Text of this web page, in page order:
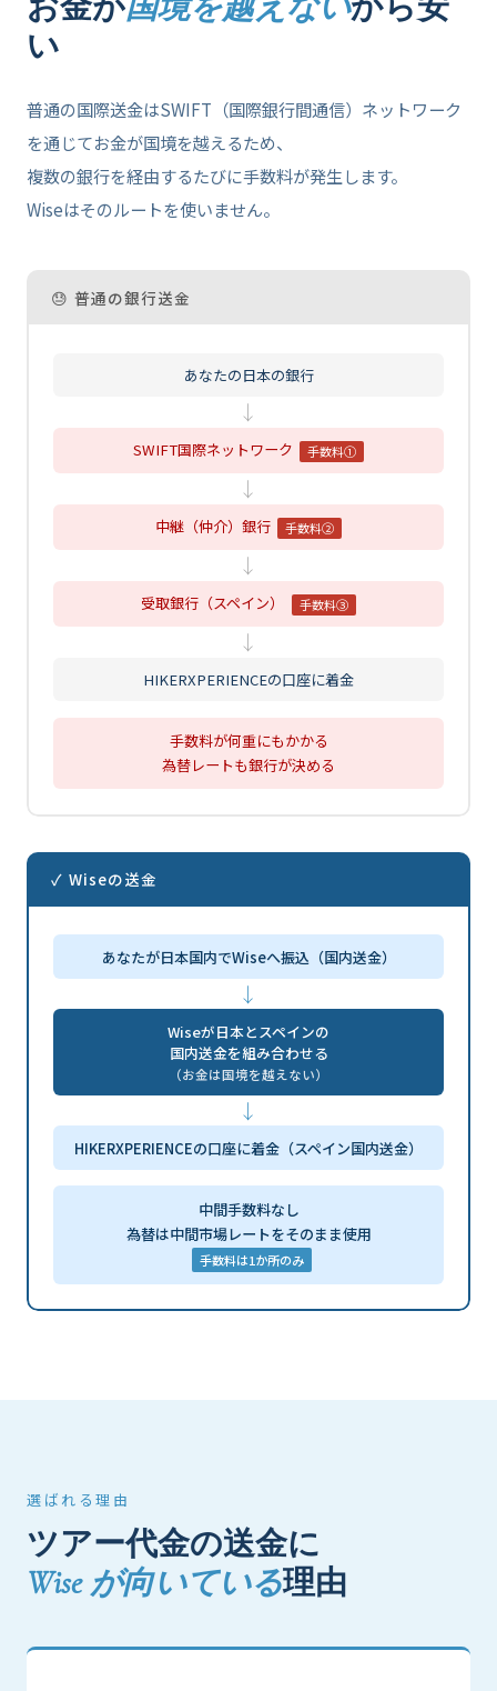
い
普通の国際送金はSWIFT（国際銀行間通信）ネットワーク
を通じてお金が国境を越えるため、
複数の銀行を経由するたびに手数料が発生します。
Wiseはそのルートを使いません。
😓 普通の銀行送金
あなたの日本の銀行
↓
SWIFT国際ネットワーク 手数料①
↓
中継（仲介）銀行 手数料②
↓
受取銀行（スペイン） 手数料③
↓
HIKERXPERIENCEの口座に着金
手数料が何重にもかかる
為替レートも銀行が決める
✓ Wiseの送金
あなたが日本国内でWiseへ振込（国内送金）
↓
Wiseが日本とスペインの
国内送金を組み合わせる
（お金は国境を越えない）
↓
HIKERXPERIENCEの口座に着金（スペイン国内送金）
中間手数料なし
為替は中間市場レートをそのまま使用
手数料は1か所のみ
選ばれる理由
ツアー代金の送金に
Wise が向いている理由